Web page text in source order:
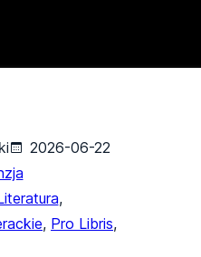
2026-06-22
,
, Pro Libris,